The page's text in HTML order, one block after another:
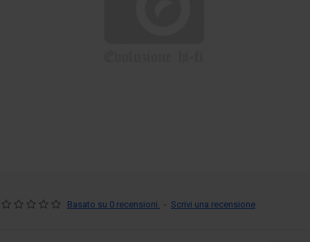
Basato su 0 recensioni. - Scrivi una recensione